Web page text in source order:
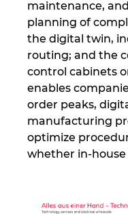
maintenance,
planning of
the digital twin,
routing; and the
control cabinets
enables
order peaks,
manufacturing
optimize
whether in-
Norway
Philippines
Poland
Romania